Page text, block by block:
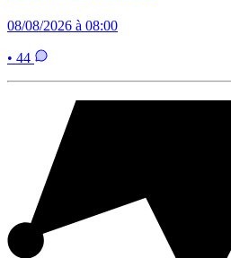
08/08/2026 à 08:00
• 44